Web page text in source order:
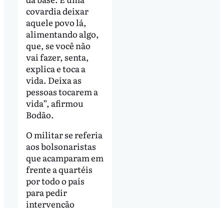
covardia deixar
aquele povo lá,
alimentando algo,
que, se você não
vai fazer, senta,
explica e toca a
vida. Deixa as
pessoas tocarem a
vida”, afirmou
Bodão.
O militar se referia
aos bolsonaristas
que acamparam em
frente a quartéis
por todo o país
para pedir
intervenção